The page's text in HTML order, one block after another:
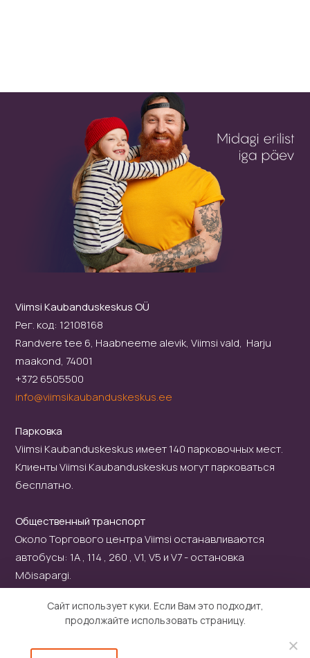
Viimsi Kaubanduskeskus OÜ
Рег. код: 12108168
Randvere tee 6, Haabneeme alevik, Viimsi vald, Harju
maakond, 74001
+372 6505500
info@viimsikaubanduskeskus.ee
Парковка
Viimsi Kaubanduskeskus имеет 140 парковочных мест.
Клиенты Viimsi Kaubanduskeskus могут парковаться
бесплатно.
Общественный транспорт
Около Торгового центра Viimsi останавливаются
автобусы: 1A , 114 , 260 , V1, V5 и V7 - остановка
Mõisapargi.
Сайт использует куки. Если Вам это подходит,
продолжайте использовать страницу.